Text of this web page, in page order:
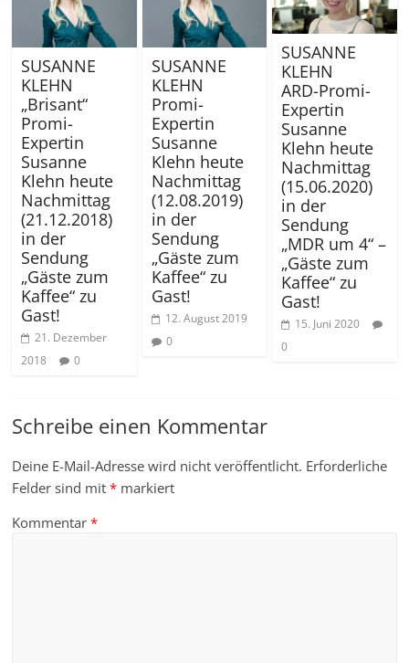
SUSANNE
KLEHN
„Brisant“
Promi-
Expertin
Susanne
Klehn heute
Nachmittag
(21.12.2018)
in der
Sendung
„Gäste zum
Kaffee“ zu
Gast!
21. Dezember
2018
0
SUSANNE
KLEHN
Promi-
Expertin
Susanne
Klehn heute
Nachmittag
(12.08.2019)
in der
Sendung
„Gäste zum
Kaffee“ zu
Gast!
12. August 2019
0
SUSANNE
KLEHN
ARD-Promi-
Expertin
Susanne
Klehn heute
Nachmittag
(15.06.2020)
in der
Sendung
„MDR um 4“ –
„Gäste zum
Kaffee“ zu
Gast!
15. Juni 2020
0
Schreibe einen Kommentar
Deine E-Mail-Adresse wird nicht veröffentlicht. Erforderliche
Felder sind mit* markiert
Kommentar*